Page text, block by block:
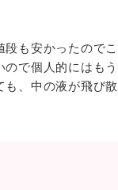
も安かったので
で個人的にはも
、中の液が飛び散